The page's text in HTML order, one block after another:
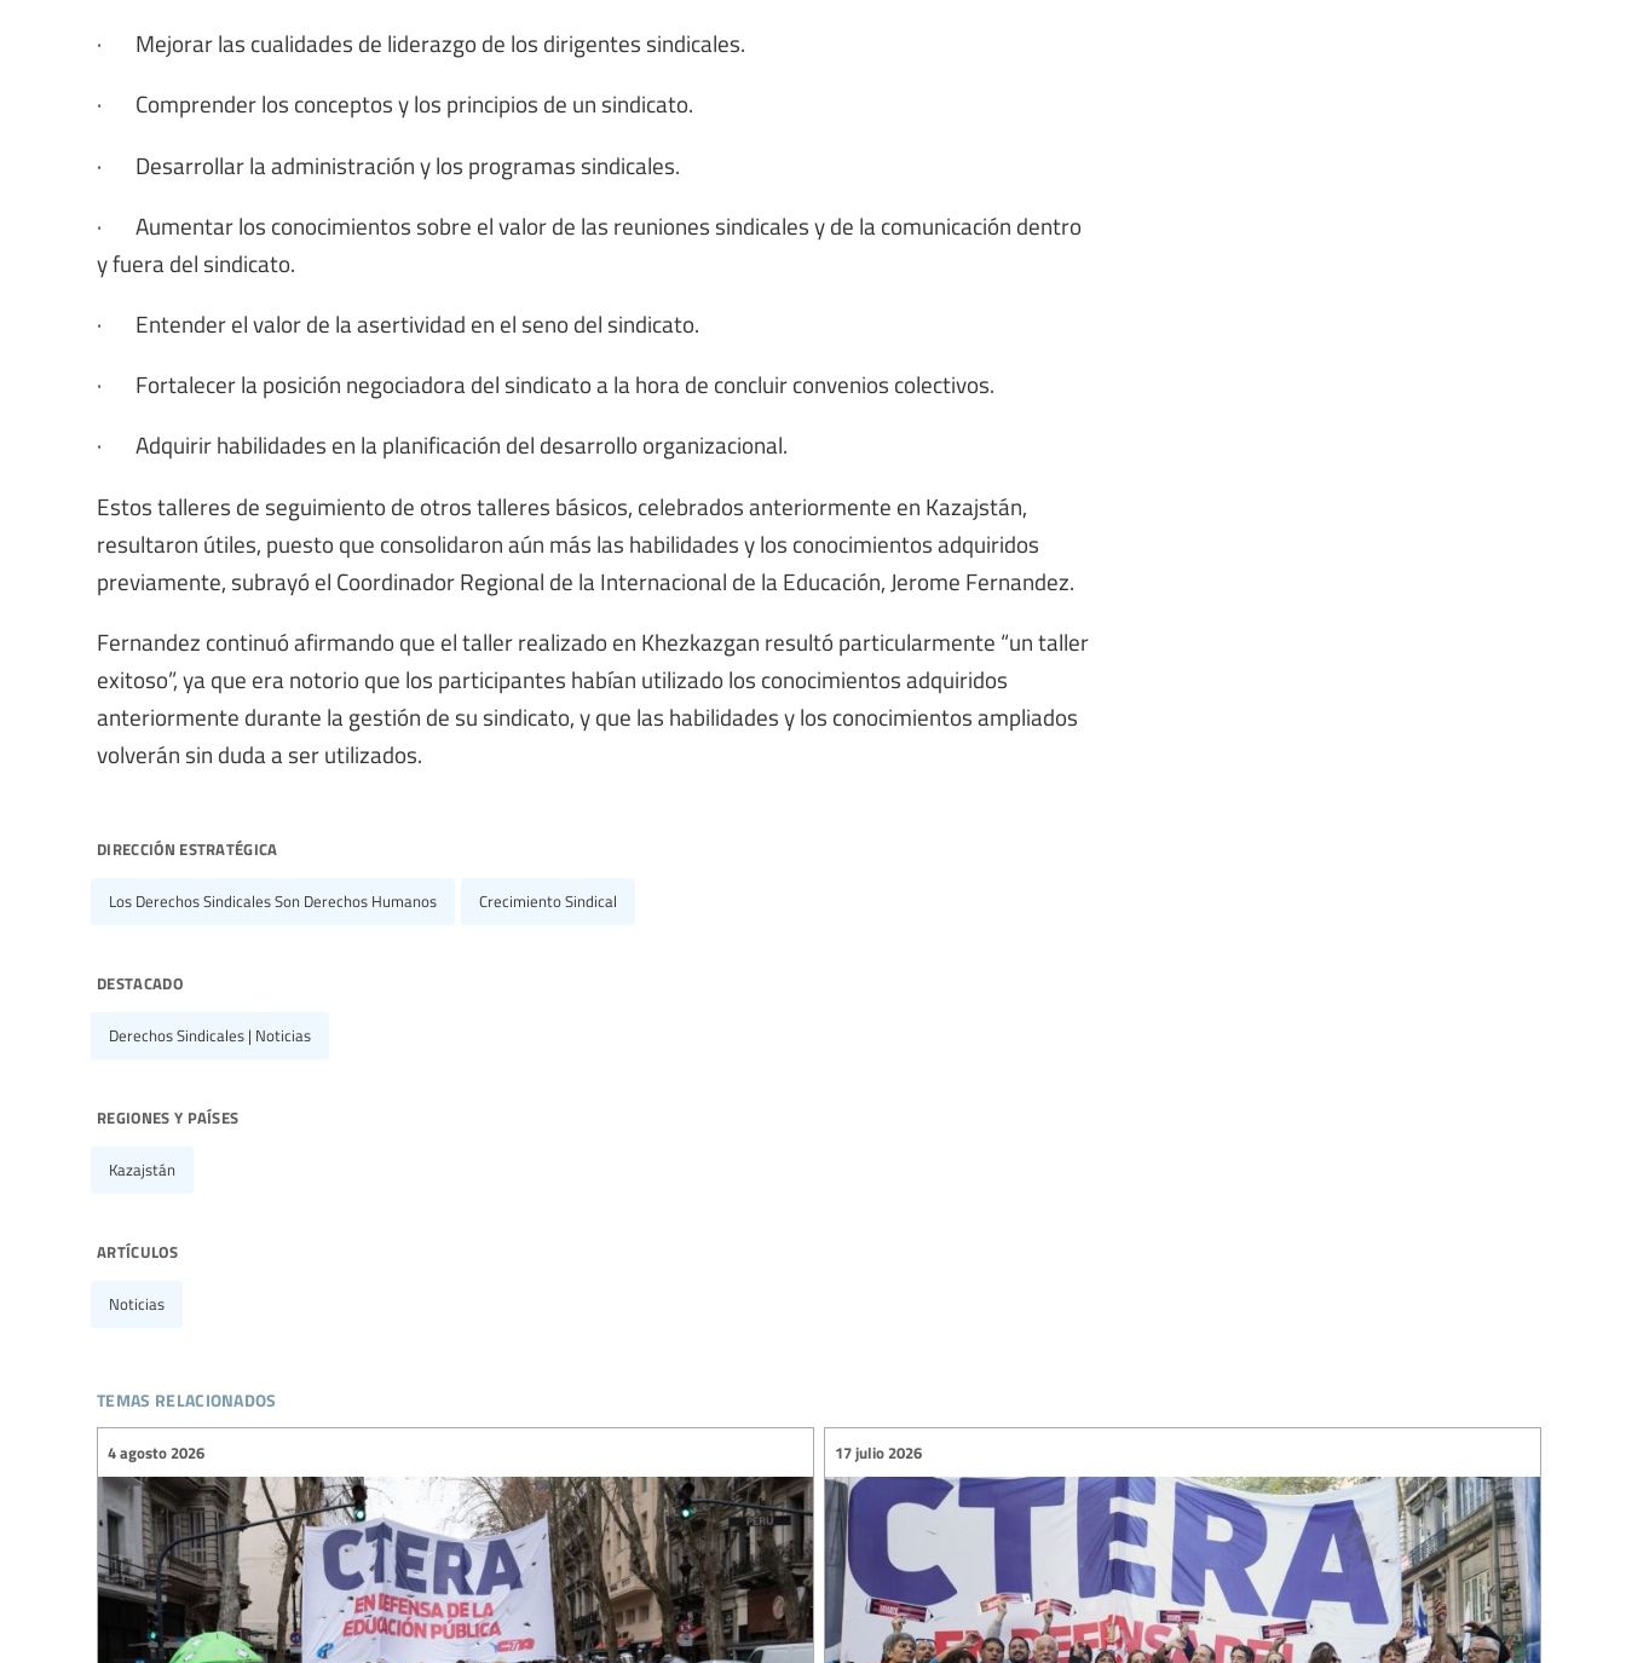
· Mejorar las cualidades de liderazgo de los dirigentes sindicales.
· Comprender los conceptos y los principios de un sindicato.
· Desarrollar la administración y los programas sindicales.
· Aumentar los conocimientos sobre el valor de las reuniones sindicales y de la comunicación dentro
y fuera del sindicato.
· Entender el valor de la asertividad en el seno del sindicato.
· Fortalecer la posición negociadora del sindicato a la hora de concluir convenios colectivos.
· Adquirir habilidades en la planificación del desarrollo organizacional.
Estos talleres de seguimiento de otros talleres básicos, celebrados anteriormente en Kazajstán,
resultaron útiles, puesto que consolidaron aún más las habilidades y los conocimientos adquiridos
previamente, subrayó el Coordinador Regional de la Internacional de la Educación, Jerome Fernandez.
Fernandez continuó afirmando que el taller realizado en Khezkazgan resultó particularmente “un taller
exitoso”, ya que era notorio que los participantes habían utilizado los conocimientos adquiridos
anteriormente durante la gestión de su sindicato, y que las habilidades y los conocimientos ampliados
volverán sin duda a ser utilizados.
dirección estratégica
Los Derechos Sindicales Son Derechos Humanos Crecimiento Sindical
destacado
Derechos Sindicales | Noticias
regiones y países
Kazajstán
artículos
Noticias
temas relacionados
4 agosto 2026 17 julio 2026